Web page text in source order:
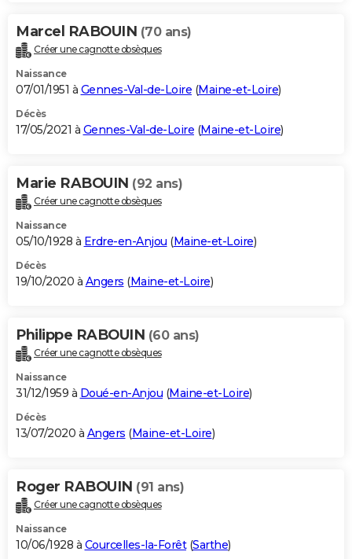
Marcel RABOUIN (70 ans)
Créer une cagnotte obsèques
Naissance
07/01/1951 à Gennes-Val-de-Loire (Maine-et-Loire)
Décès
17/05/2021 à Gennes-Val-de-Loire (Maine-et-Loire)
Marie RABOUIN (92 ans)
Créer une cagnotte obsèques
Naissance
05/10/1928 à Erdre-en-Anjou (Maine-et-Loire)
Décès
19/10/2020 à Angers (Maine-et-Loire)
Philippe RABOUIN (60 ans)
Créer une cagnotte obsèques
Naissance
31/12/1959 à Doué-en-Anjou (Maine-et-Loire)
Décès
13/07/2020 à Angers (Maine-et-Loire)
Roger RABOUIN (91 ans)
Créer une cagnotte obsèques
Naissance
10/06/1928 à Courcelles-la-Forêt(Sarthe)